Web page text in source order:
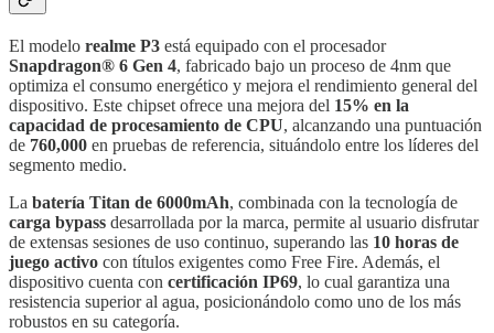
El modelo realme P3 está equipado con el procesador
Snapdragon® 6 Gen 4, fabricado bajo un proceso de 4nm que
optimiza el consumo energético y mejora el rendimiento general del
dispositivo. Este chipset ofrece una mejora del 15% en la
capacidad de procesamiento de CPU, alcanzando una puntuación
de 760,000 en pruebas de referencia, situándolo entre los líderes del
segmento medio.
La batería Titan de 6000mAh, combinada con la tecnología de
carga bypass desarrollada por la marca, permite al usuario disfrutar
de extensas sesiones de uso continuo, superando las 10 horas de
juego activo con títulos exigentes como Free Fire. Además, el
dispositivo cuenta con certificación IP69, lo cual garantiza una
resistencia superior al agua, posicionándolo como uno de los más
robustos en su categoría.